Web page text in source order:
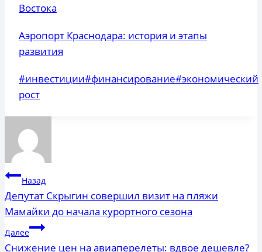
Востока
Аэропорт Краснодара: история и этапы
развития
Метки
записи:
#инвестиции#финансирование#экономический
рост
Навигация
по
записям
Назад
Депутат Скрыгин совершил визит на пляжи
Мамайки до начала курортного сезона
Далее
Снижение цен на авиаперелеты: вдвое дешевле?